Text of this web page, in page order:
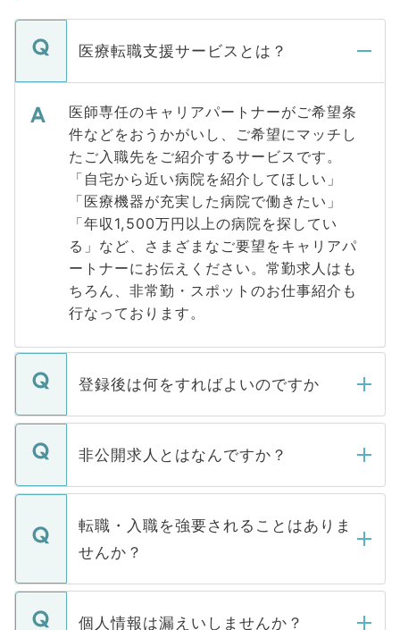
医療転職支援サービスとは？
医師専任のキャリアパートナーがご希望条
件などをおうかがいし、ご希望にマッチし
たご入職先をご紹介するサービスです。
「自宅から近い病院を紹介してほしい」
「医療機器が充実した病院で働きたい」
「年収1,500万円以上の病院を探してい
る」など、さまざまなご要望をキャリアパ
ートナーにお伝えください。常勤求人はも
ちろん、非常勤・スポットのお仕事紹介も
行なっております。
登録後は何をすればよいのですか
ご登録いただきましたら、弊社担当者がご
登録内容を確認し、その後メールもしくは
ます。通常、5営業日以内にはご連絡をせて
いただきますので、しばらくお待ちくださ
非公開求人とはなんですか？
マイナビDOCTORで取り扱っている求人の
うち約3割は、Webサイトからご覧いただ
けない「非公開求人」です。非公開求人は
下記の理由によって、一般には公開してい
ません。
転職・入職を強要されることはありま
せんか？
転職・入職を強要することは一切ありませ
ん。また、仮に応募先から内定をいただい
個人情報は漏えいしませんか？